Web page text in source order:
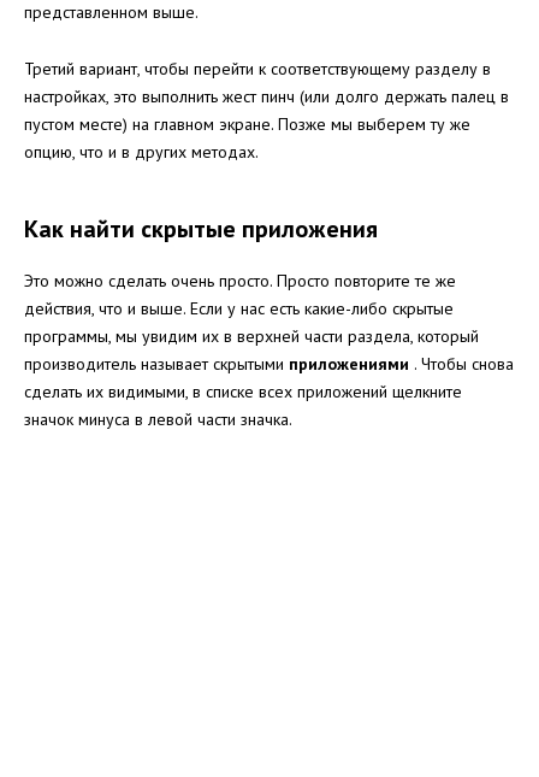
представленном выше.
Третий вариант, чтобы перейти к соответствующему разделу в
настройках, это выполнить жест пинч (или долго держать палец в
пустом месте) на главном экране. Позже мы выберем ту же
опцию, что и в других методах.
Как найти скрытые приложения
Это можно сделать очень просто. Просто повторите те же
действия, что и выше. Если у нас есть какие-либо скрытые
программы, мы увидим их в верхней части раздела, который
производитель называет скрытыми приложениями . Чтобы снова
сделать их видимыми, в списке всех приложений щелкните
значок минуса в левой части значка.